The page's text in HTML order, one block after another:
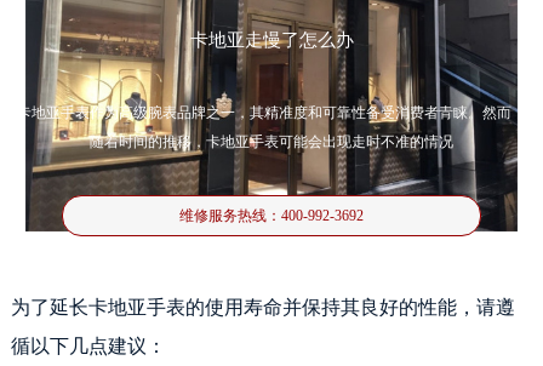
卡地亚走慢了怎么办
卡地亚手表作为高级腕表品牌之一，其精准度和可靠性备受消费者青睐。然而，
随着时间的推移，卡地亚手表可能会出现走时不准的情况
维修服务热线： 400-992-3692
为了延长卡地亚手表的使用寿命并保持其良好的性能，请遵
循以下几点建议：